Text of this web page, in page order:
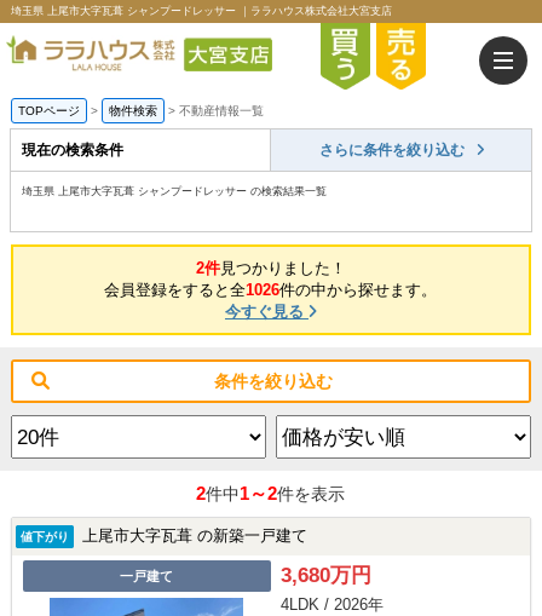
埼玉県 上尾市大字瓦葺 シャンプードレッサー ｜ララハウス株式会社大宮支店
TOPページ > 物件検索 > 不動産情報一覧
現在の検索条件 さらに条件を絞り込む
埼玉県 上尾市大字瓦葺 シャンプードレッサー の検索結果一覧
2件見つかりました！
会員登録をすると全1026件の中から探せます。
今すぐ見る
条件を絞り込む
2件中1～2件を表示
値下がり 上尾市大字瓦葺 の新築一戸建て
一戸建て 3,680万円
4LDK / 2026年